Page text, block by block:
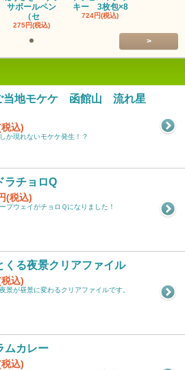
サボールペン
（セ
275円(税込)
キー 3枚包×8
724円(税込)
>
当地モケケ 函館山 流れ星
込)
か現れないモケケ発生！？
ラチョロQ
(税込)
プウェイがチョロＱになりました！
くる夜景クリアファイル
込)
景が昼景に変わるクリアファイルです。
ムカレー
込)